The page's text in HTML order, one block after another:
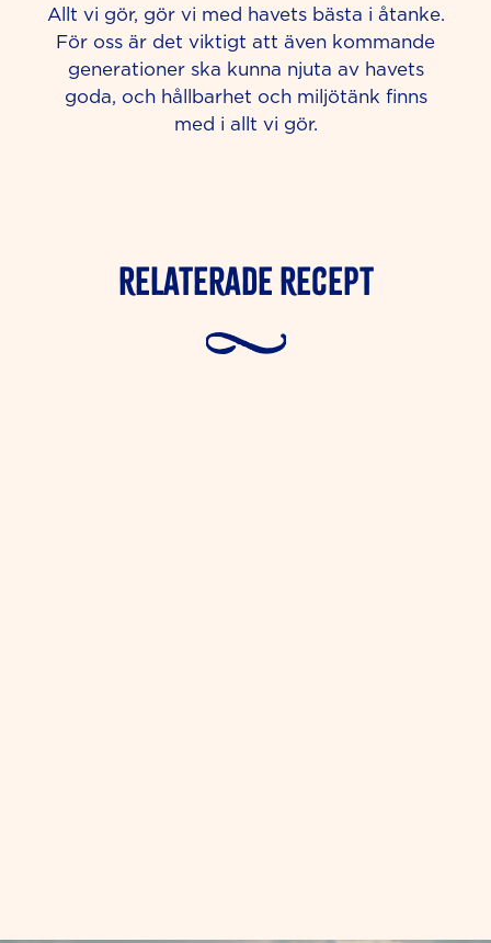
Allt vi gör, gör vi med havets bästa i åtanke.
För oss är det viktigt att även kommande
generationer ska kunna njuta av havets
goda, och hållbarhet och miljötänk finns
med i allt vi gör.
Relaterade Recept